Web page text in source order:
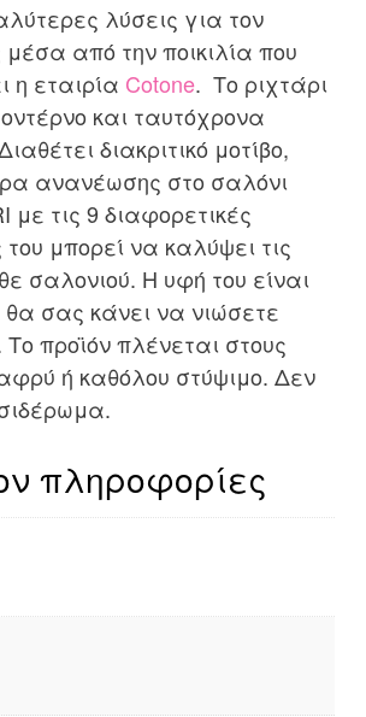
λύσεις για τον
από την ποικιλία που
η εταιρία Cotone. Το ριχτάρι
και ταυτόχρονα
διακριτικό μοτίβο,
ανανέωσης στο σαλόνι
τις 9 διαφορετικές
μπορεί να καλύψει τις
σαλονιού. Η υφή του είναι
θα σας κάνει να νιώσετε
προϊόν πλένεται στους
ή καθόλου στύψιμο. Δεν
πληροφορίες